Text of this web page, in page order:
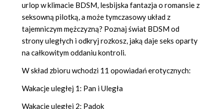
urlop w klimacie BDSM, lesbijska fantazja o romansie z
seksowną pilotką, a może tymczasowy układ z
tajemniczym mężczyzną? Poznaj świat BDSM od
strony uległych i odkryj rozkosz, jaką daje seks oparty
na całkowitym oddaniu kontroli.
W skład zbioru wchodzi 11 opowiadań erotycznych:
Wakacje uległej 1: Pan i Uległa
Wakacje uległej 2: Padok